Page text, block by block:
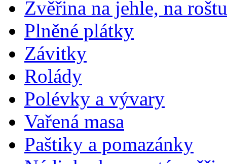
Zvěřina na jehle, na roštu
Plněné plátky
Závitky
Rolády
Polévky a vývary
Vařená masa
Paštiky a pomazánky